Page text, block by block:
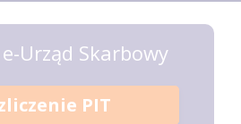
Urząd Skarbowy
PIT